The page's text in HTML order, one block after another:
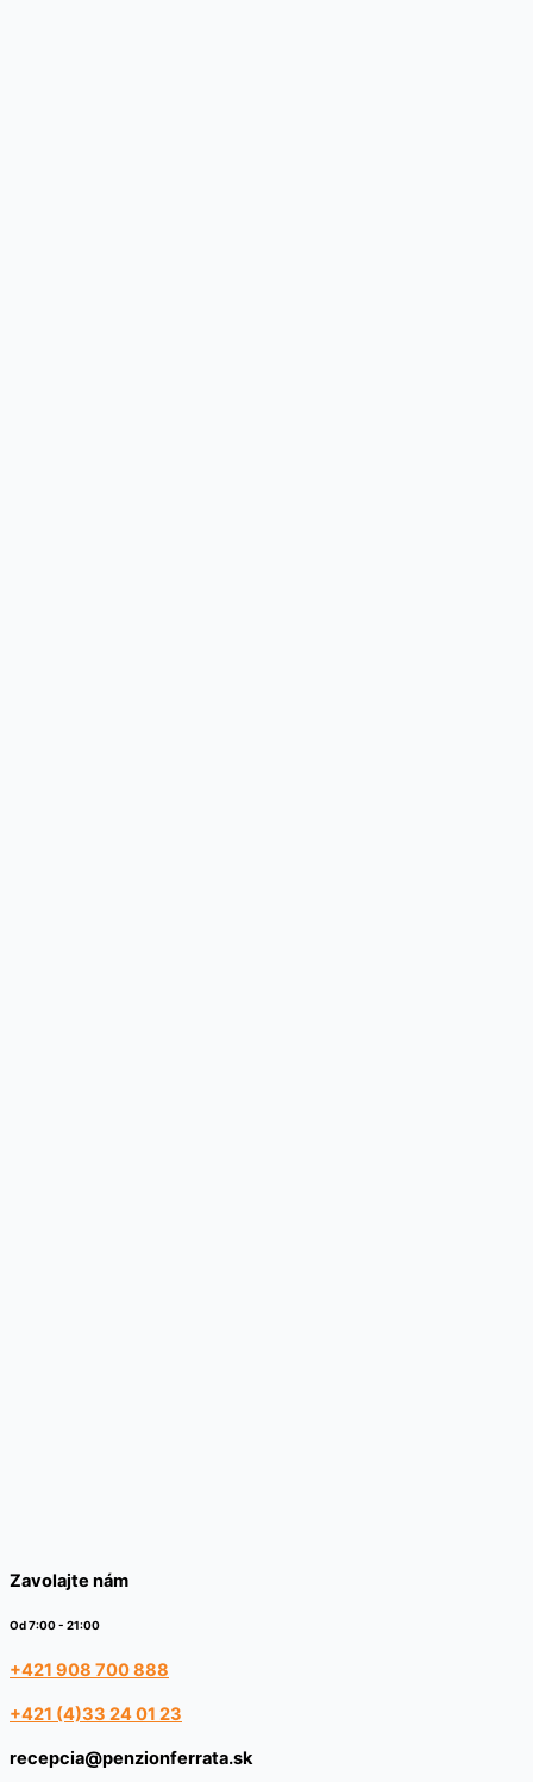
Zavolajte nám
Od 7:00 - 21:00
+421 908 700 888
+421 (4)33 24 01 23
recepcia@penzionferrata.sk